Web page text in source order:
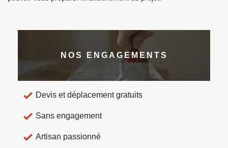
NOS ENGAGEMENTS
Devis et déplacement gratuits
Sans engagement
Artisan passionné